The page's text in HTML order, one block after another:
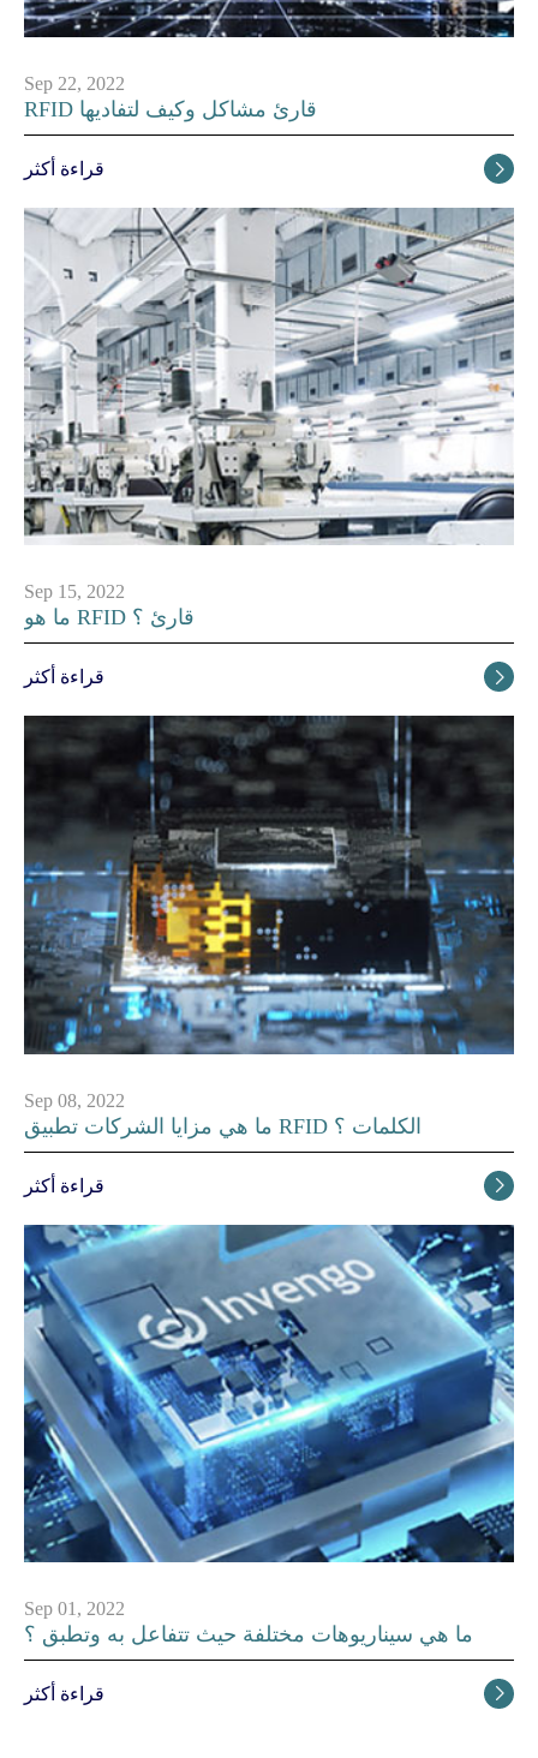
Sep 22, 2022
RFID قارئ مشاكل وكيف لتفاديها
قراءة أكثر 
Sep 15, 2022
ما هو RFID قارئ ؟
قراءة أكثر 
Sep 08, 2022
ما هي مزايا الشركات تطبيق RFID الكلمات ؟
قراءة أكثر 
Sep 01, 2022
ما هي سيناريوهات مختلفة حيث تتفاعل به وتطبق ؟
قراءة أكثر 